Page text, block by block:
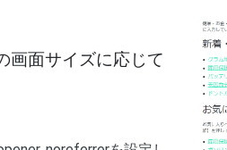
画面サイズに応じて